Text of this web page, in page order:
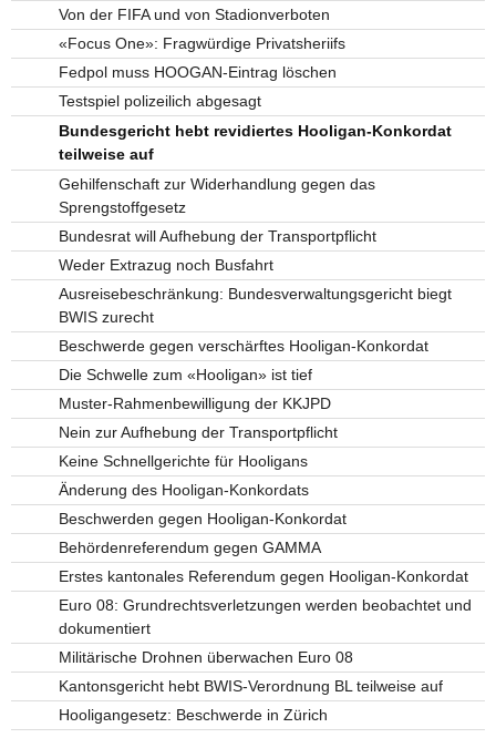
Von der FIFA und von Stadionverboten
«Focus One»: Fragwürdige Privatsheriifs
Fedpol muss HOOGAN-Eintrag löschen
Testspiel polizeilich abgesagt
Bundesgericht hebt revidiertes Hooligan-Konkordat
teilweise auf
Gehilfenschaft zur Widerhandlung gegen das
Sprengstoffgesetz
Bundesrat will Aufhebung der Transportpflicht
Weder Extrazug noch Busfahrt
Ausreisebeschränkung: Bundesverwaltungsgericht biegt
BWIS zurecht
Beschwerde gegen verschärftes Hooligan-Konkordat
Die Schwelle zum «Hooligan» ist tief
Muster-Rahmenbewilligung der KKJPD
Nein zur Aufhebung der Transportpflicht
Keine Schnellgerichte für Hooligans
Änderung des Hooligan-Konkordats
Beschwerden gegen Hooligan-Konkordat
Behördenreferendum gegen GAMMA
Erstes kantonales Referendum gegen Hooligan-Konkordat
Euro 08: Grundrechtsverletzungen werden beobachtet und
dokumentiert
Militärische Drohnen überwachen Euro 08
Kantonsgericht hebt BWIS-Verordnung BL teilweise auf
Hooligangesetz: Beschwerde in Zürich